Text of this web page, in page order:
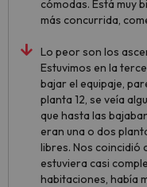
cómodas. Está muy
más concurrida,
Lo peor son los
Estuvimos en la
bajar el equipaje,
planta 12, se veía
que hasta las
eran una o dos
libres. Nos coincidió
estuviera casi
habitaciones, había